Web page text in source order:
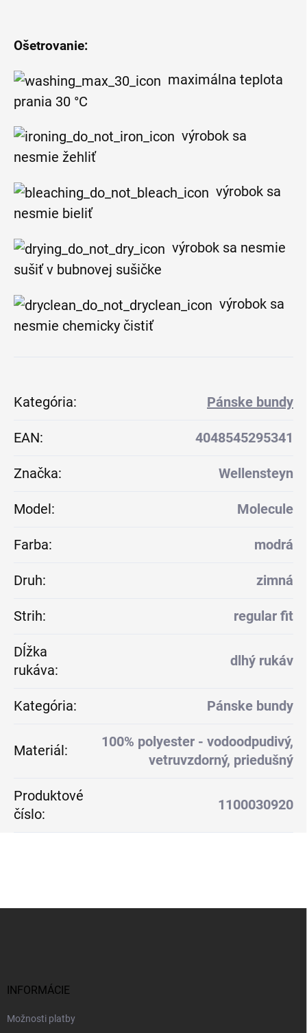
Ošetrovanie:
maximálna teplota
prania 30 °C
výrobok sa
nesmie žehliť
výrobok sa
nesmie bieliť
výrobok sa nesmie
sušiť v bubnovej sušičke
výrobok sa
nesmie chemicky čistiť
Kategória: Pánske bundy
EAN: 4048545295341
Značka: Wellensteyn
Model: Molecule
Farba: modrá
Druh: zimná
Strih: regular fit
Dĺžka
rukáva:
dlhý rukáv
Kategória: Pánske bundy
Materiál:
100% polyester - vodoodpudivý,
vetruvzdorný, priedušný
Produktové
číslo:
1100030920
INFORMÁCIE
Možnosti platby